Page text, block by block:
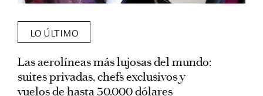
LO ÚLTIMO
Las aerolíneas más lujosas del mundo:
suites privadas, chefs exclusivos y
vuelos de hasta 30.000 dólares